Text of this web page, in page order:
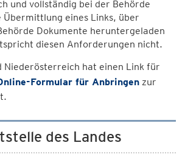
und vollständig bei der Behörde
Übermittlung eines Links, über
Dokumente heruntergeladen
diesen Anforderungen nicht.
Niederösterreich hat einen Link für
Formular für Anbringen zur
des Landes